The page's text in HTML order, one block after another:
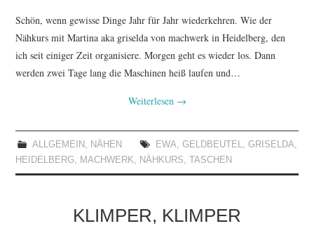
Schön, wenn gewisse Dinge Jahr für Jahr wiederkehren. Wie der
Nähkurs mit Martina aka griselda von machwerk in Heidelberg, den
ich seit einiger Zeit organisiere. Morgen geht es wieder los. Dann
werden zwei Tage lang die Maschinen heiß laufen und…
Weiterlesen →
ALLGEMEIN , NÄHEN EWA, GELDBEUTEL, GRISELDA,
HEIDELBERG, MACHWERK, NÄHKURS, TASCHEN
KLIMPER, KLIMPER